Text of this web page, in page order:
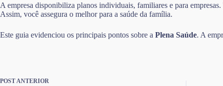
A empresa disponibiliza planos individuais, familiares e para
Assim, você assegura o melhor para a saúde da família.
Este guia evidenciou os principais pontos sobre a Plena Saúde. A
POST ANTERIOR